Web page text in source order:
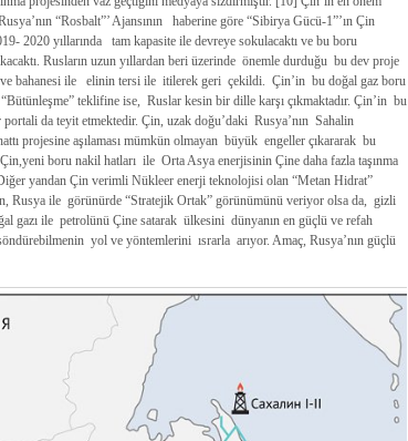
“Rosbalt”’ Ajansının haberine göre “Sibirya Gücü-1”’ın Çin
2020 yıllarında tam kapasite ile devreye sokulacaktı ve bu boru
Rusların uzun yıllardan beri üzerinde önemle durduğu bu dev proje
ve bahanesi ile elinin tersi ile itilerek geri çekildi. Çin’in bu doğal gaz boru
teklifine ise, Ruslar kesin bir dille karşı çıkmaktadır. Çin’in bu
da teyit etmektedir. Çin, uzak doğu’daki Rusya’nın Sahalin
projesine aşılaması mümkün olmayan büyük engeller çıkararak bu
boru nakil hatları ile Orta Asya enerjisinin Çine daha fazla taşınma
yandan Çin verimli Nükleer enerji teknolojisi olan “Metan Hidrat”
Rusya ile görünürde “Stratejik Ortak” görünümünü veriyor olsa da, gizli
gazı ile petrolünü Çine satarak ülkesini dünyanın en güçlü ve refah
yol ve yöntemlerini ısrarla arıyor. Amaç, Rusya’nın güçlü